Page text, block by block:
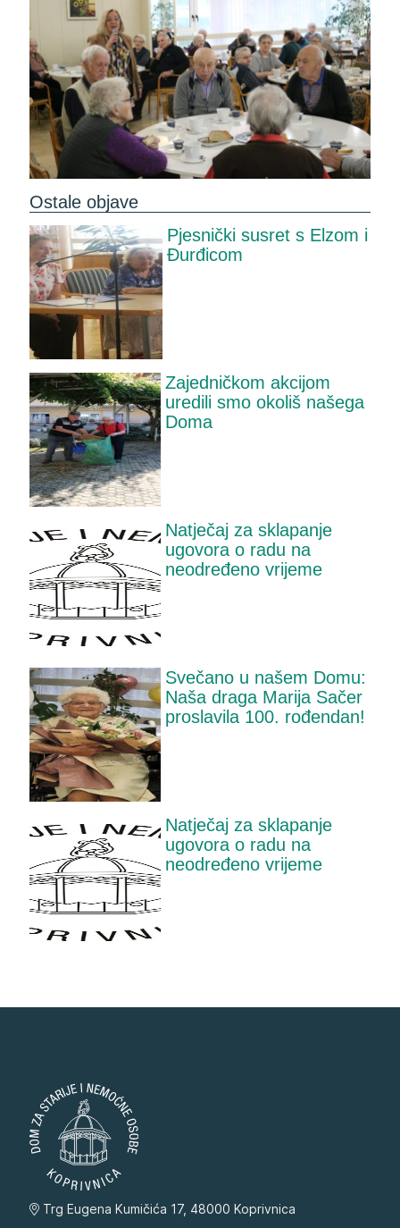
Ostale objave
Pjesnički susret s Elzom i
Đurđicom
Zajedničkom akcijom
uredili smo okoliš našega
Doma
Natječaj za sklapanje
ugovora o radu na
neodređeno vrijeme
Svečano u našem Domu:
Naša draga Marija Sačer
proslavila 100. rođendan!
Natječaj za sklapanje
ugovora o radu na
neodređeno vrijeme
Trg Eugena Kumičića 17, 48000 Koprivnica